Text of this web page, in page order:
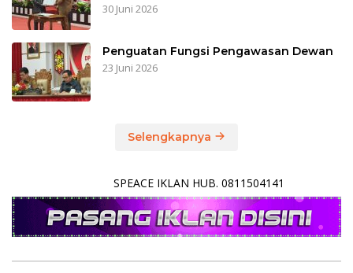
30 Juni 2026
Penguatan Fungsi Pengawasan Dewan
23 Juni 2026
Selengkapnya
SPEACE IKLAN HUB. 0811504141